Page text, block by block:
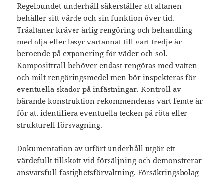
Regelbundet underhåll säkerställer att altanen
behåller sitt värde och sin funktion över tid.
Träaltaner kräver årlig rengöring och behandling
med olja eller lasyr vartannat till vart tredje år
beroende på exponering för väder och sol.
Komposittrall behöver endast rengöras med vatten
och milt rengöringsmedel men bör inspekteras för
eventuella skador på infästningar. Kontroll av
bärande konstruktion rekommenderas vart femte år
för att identifiera eventuella tecken på röta eller
strukturell försvagning.
Dokumentation av utfört underhåll utgör ett
värdefullt tillskott vid försäljning och demonstrerar
ansvarsfull fastighetsförvaltning. Försäkringsbolag